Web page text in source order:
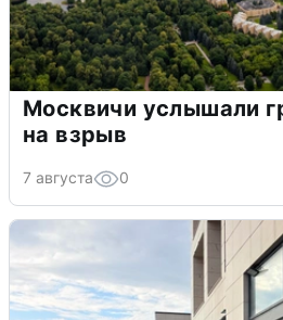
Москвичи услышали
на взрыв
7 августа 0